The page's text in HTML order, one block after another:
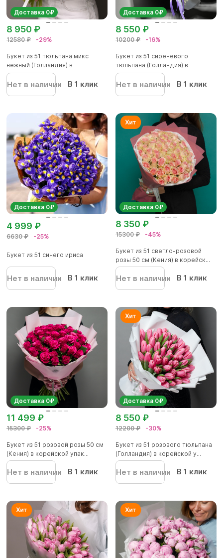
Доставка 0₽
12580 ₽ -29%
8 950 ₽
Букет из 51 тюльпана микс
нежный (Голландия) в
фоамиран...
Нет в наличии В 1 клик
Доставка 0₽
10200 ₽ -16%
8 550 ₽
Букет из 51 сиреневого
тюльпана (Голландия) в
корейской...
Нет в наличии В 1 клик
Доставка 0₽
6630 ₽ -25%
4 999 ₽
Букет из 51 синего ириса
Нет в наличии В 1 клик
Доставка 0₽
15300 ₽ -45%
8 350 ₽
Букет из 51 светло-розовой
розы 50 см (Кения) в корейск...
Нет в наличии В 1 клик
Доставка 0₽
15300 ₽ -25%
11 499 ₽
Букет из 51 розовой розы 50 см
(Кения) в корейской упак...
Нет в наличии В 1 клик
Доставка 0₽
12200 ₽ -30%
8 550 ₽
Букет из 51 розового тюльпана
(Голландия) в корейской у...
Нет в наличии В 1 клик